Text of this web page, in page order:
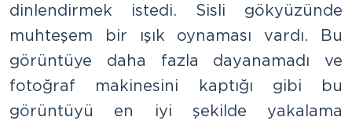
dinlendirmek istedi. Sisli gökyüzünde
muhteşem bir ışık oynaması vardı. Bu
görüntüye daha fazla dayanamadı ve
fotoğraf makinesini kaptığı gibi bu
görüntüyü en iyi şekilde yakalama